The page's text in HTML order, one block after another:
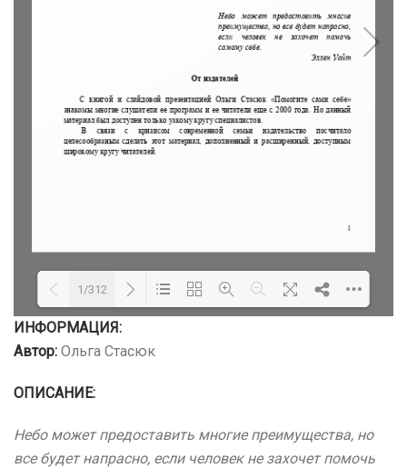
1/312
ИНФОРМАЦИЯ:
Автор: Ольга Стасюк
ОПИСАНИЕ:
Небо может предоставить многие преимущества, но
все будет напрасно, если человек не захочет помочь